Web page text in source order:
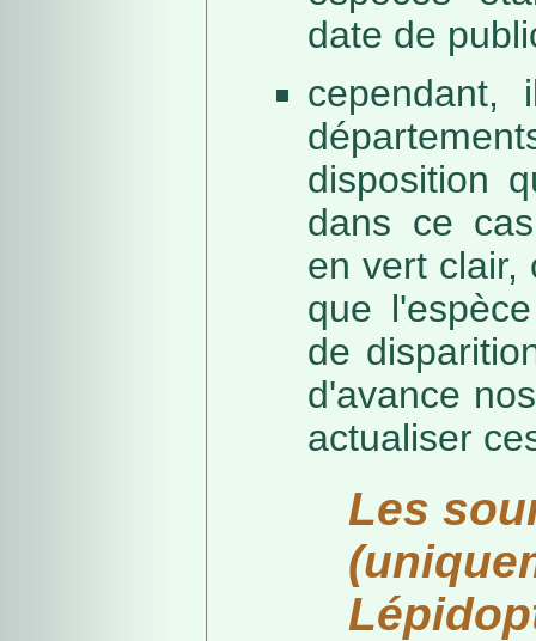
date de
cependant,
disposition
dans ce
en vert clair,
que
de
d'avance
actualiser
Les